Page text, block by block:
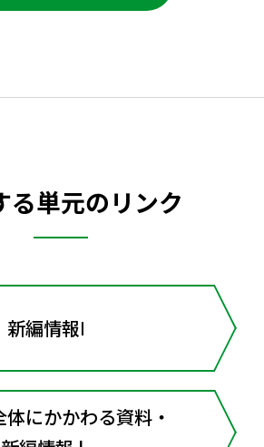
る単元のリンク
編情報Ⅰ
にかかわる資料・